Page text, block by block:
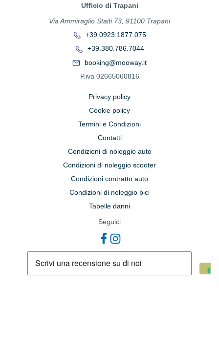
Ufficio di Trapani
Via Ammiraglio Staiti 73, 91100 Trapani
+39.0923.1877.075
+39.380.786.7044
booking@mooway.it
P.iva 02665060816
Privacy policy
Cookie policy
Termini e Condizioni
Contatti
Condizioni di noleggio auto
Condizioni di noleggio scooter
Condizioni contratto auto
Condizioni di noleggio bici
Tabelle danni
Seguici